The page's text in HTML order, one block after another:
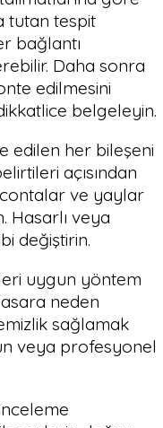
tutan tespit
bağlantı
Daha sonra
edilmesini
belgeleyin.
edilen her bileşeni
açısından
ve yaylar
Hasarlı veya
değiştirin.
uygun yöntem
neden
sağlamak
veya profesyonel